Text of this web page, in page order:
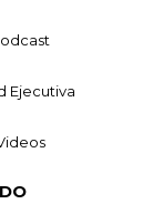
Ejecutiva